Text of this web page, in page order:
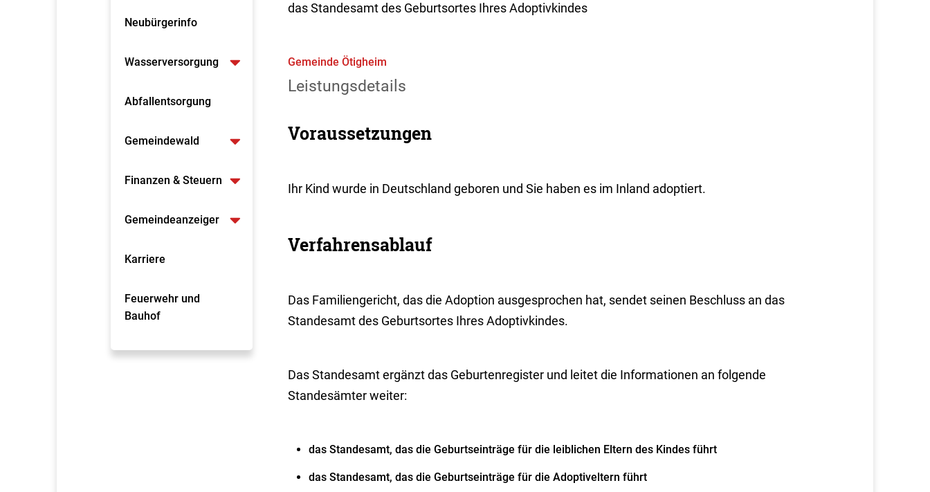
Neubürgerinfo
Wasserversorgung
Abfallentsorgung
Gemeindewald
Finanzen & Steuern
Gemeindeanzeiger
Karriere
Feuerwehr und
Bauhof
das Standesamt des Geburtsortes Ihres Adoptivkindes
Gemeinde Ötigheim
Leistungsdetails
Voraussetzungen
Ihr Kind wurde in Deutschland geboren und Sie haben es im Inland adoptiert.
Verfahrensablauf
Das Familiengericht, das die Adoption ausgesprochen hat, sendet seinen Beschluss an das
Standesamt des Geburtsortes Ihres Adoptivkindes.
Das Standesamt ergänzt das Geburtenregister und leitet die Informationen an folgende
Standesämter weiter:
das Standesamt, das die Geburtseinträge für die leiblichen Eltern des Kindes führt
das Standesamt, das die Geburtseinträge für die Adoptiveltern führt